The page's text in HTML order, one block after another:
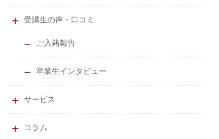
受講生の声・口コミ
ご入籍報告
卒業生インタビュー
サービス
コラム